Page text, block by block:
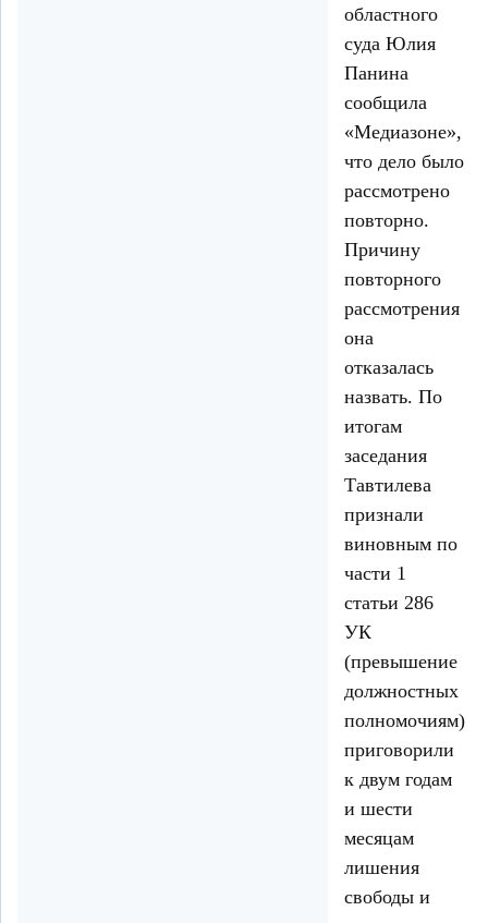
областного
суда Юлия
Панина
сообщила
«Медиазоне»,
что дело было
рассмотрено
повторно.
Причину
повторного
рассмотрения
она
отказалась
назвать. По
итогам
заседания
Тавтилева
признали
виновным по
части 1
статьи 286
УК
(превышение
должностных
полномочиям),
приговорили
к двум годам
и шести
месяцам
лишения
свободы и